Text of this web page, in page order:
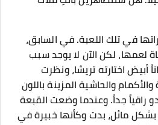
في تلك اللعبة. في السابق،
لعمها، لكن الآن لا يوجد سبب
أبيض اختارته تريشا، ونظرت
والحاشية المزينة باللون
راقياً جداً. وعندما وضعت القبعة
بشكل مائل، بدت وكأنها خبيرة في